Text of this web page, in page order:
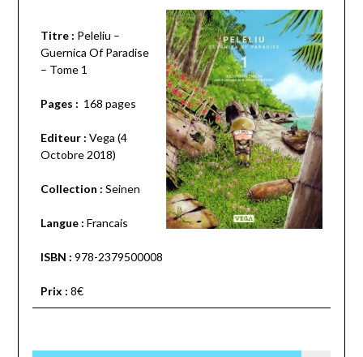
Titre : Peleliu –
Guernica Of Paradise
– Tome 1
Pages : 168 pages
Editeur : Vega (4
Octobre 2018)
Collection : Seinen
Langue : Francais
ISBN : 978-2379500008
Prix : 8€